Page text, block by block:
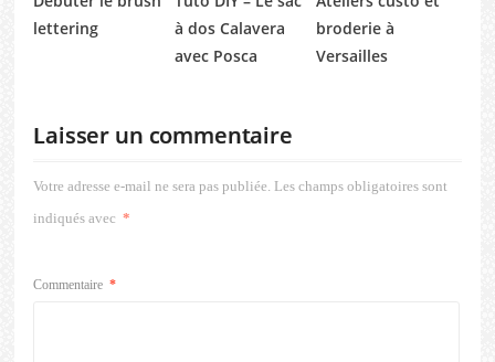
lettering
à dos Calavera
avec Posca
broderie à
Versailles
Laisser un commentaire
Votre adresse e-mail ne sera pas publiée. Les champs obligatoires sont
indiqués avec *
Commentaire *